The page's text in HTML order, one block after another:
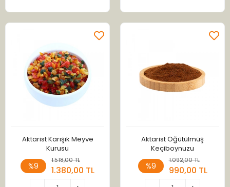
Aktarist Karışık Meyve
Kurusu
%9
1.518,00 TL
1.380,00 TL
Aktarist Öğütülmüş
Keçiboynuzu
%9
1.092,00 TL
990,00 TL